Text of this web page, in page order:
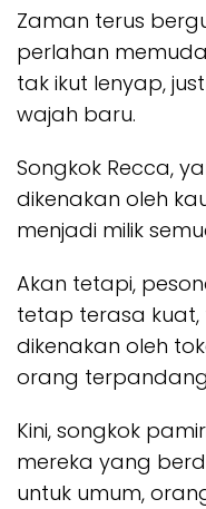
Zaman terus
perlahan
tak ikut lenyap,
wajah baru.
Songkok Recca,
dikenakan oleh
menjadi milik
Akan tetapi,
tetap terasa kuat,
dikenakan oleh
orang
Kini, songkok
mereka yang
untuk umum,